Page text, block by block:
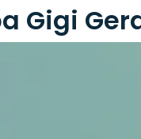
Gigi